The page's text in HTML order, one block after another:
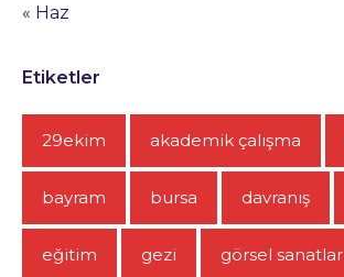
« Haz
Etiketler
29ekim akademik çalışma
bayram bursa davranış
eğitim gezi görsel sanatlar